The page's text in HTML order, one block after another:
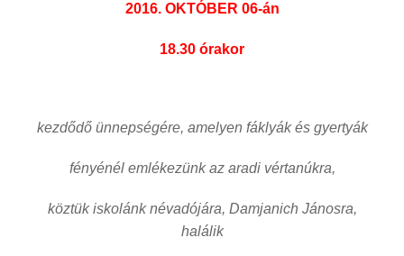
2016. OKTÓBER 06-án
18.30 órakor
kezdődő ünnepségére, amelyen fáklyák és gyertyák
fényénél emlékezünk az aradi vértanúkra,
köztük iskolánk névadójára, Damjanich Jánosra,
halálik